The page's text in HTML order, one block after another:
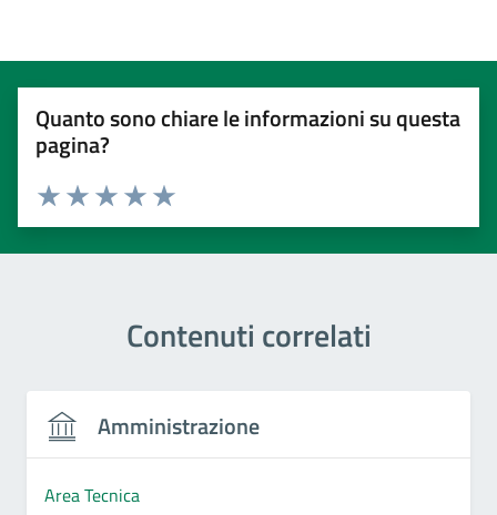
Quanto sono chiare le informazioni su questa
pagina?
Valuta 5 stelle su 5
Valuta 4 stelle su 5
Valuta 3 stelle su 5
Valuta 2 stelle su 5
Valuta 1 stelle su 5
Contenuti correlati
Amministrazione
Area Tecnica